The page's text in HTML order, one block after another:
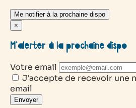
Me notifier à la prochaine dispo
×
M’alerter à la prochaine dispo
Votre email
J’accepte de recevoir une
email
Envoyer